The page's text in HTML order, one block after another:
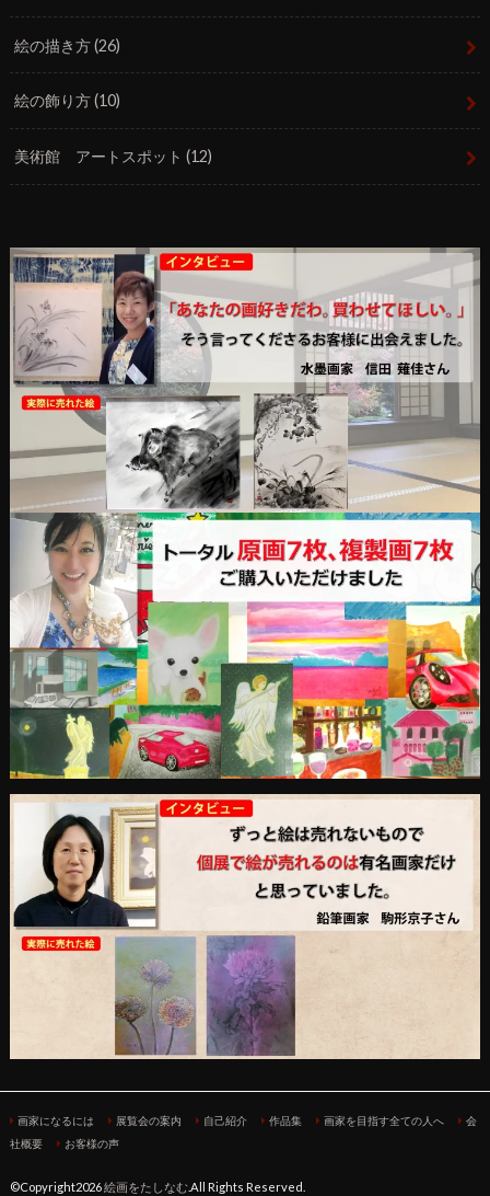
絵の描き方(26)
絵の飾り方(10)
美術館 アートスポット(12)
画家になるには 展覧会の案内 自己紹介 作品集 画家を目指す全ての人へ
会
社概要
お客様の声
©Copyright2026絵画をたしなむ.All Rights Reserved.